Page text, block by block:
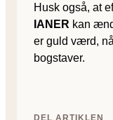
Husk også, at
IANER kan
er guld værd,
bogstaver.
DEL ARTIKLEN